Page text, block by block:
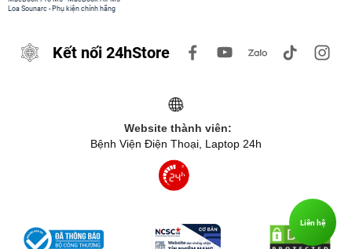
Loa Sounarc - Phụ kiện chính hãng
Kết nối 24hStore
Website thành viên:
Bệnh Viện Điện Thoại, Laptop 24h
Liên hệ